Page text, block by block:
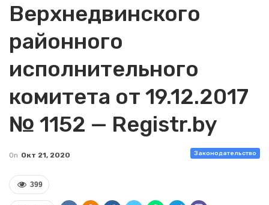
Верхнедвинского
районного
исполнительного
комитета от 19.12.2017
№ 1152 — Registr.by
Законодательство
On Окт 21, 2020
399